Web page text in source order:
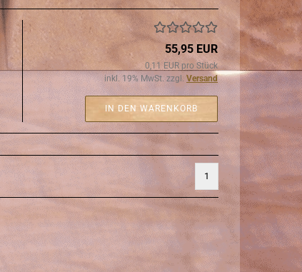
55,95 EUR
0,11 EUR pro Stück
inkl. 19% MwSt. zzgl. Versand
IN DEN WARENKORB
1